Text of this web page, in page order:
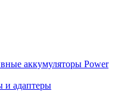
аккумуляторы Power
и адаптеры